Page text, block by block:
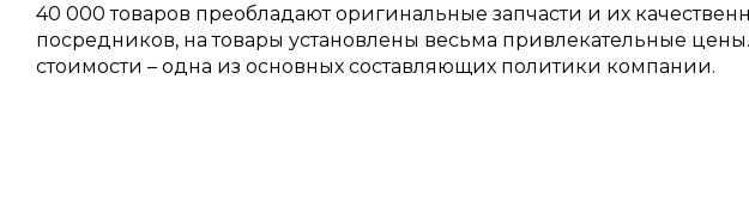
40 000 товаров преобладают оригинальные запчасти и их
посредников, на товары установлены весьма привлекательные
стоимости – одна из основных составляющих политики компании.